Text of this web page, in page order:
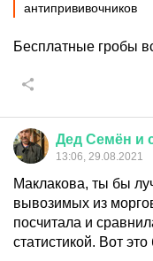
антипрививочников
Бесплатные гробы
Дед Семён и
13:06, 29.08.2021
Маклакова, ты бы
вывозимых из
посчитала и
статистикой. Вот